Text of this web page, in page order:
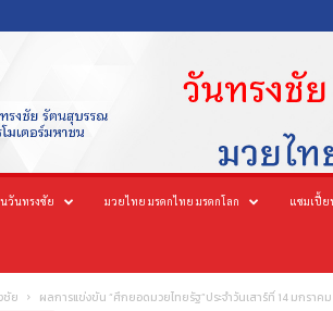
วันทรงชัย มวยไทย มรดกไทย มรดกโลก แชมเปี้ย
ชัย ผลการแข่งขัน “ศึกยอดมวยไทยรัฐ”ประจำวันเสาร์ที่ 14 มกราค